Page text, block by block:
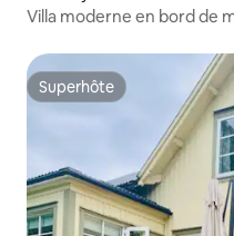
Villa moderne en bord de
Superhôte
Superhôte